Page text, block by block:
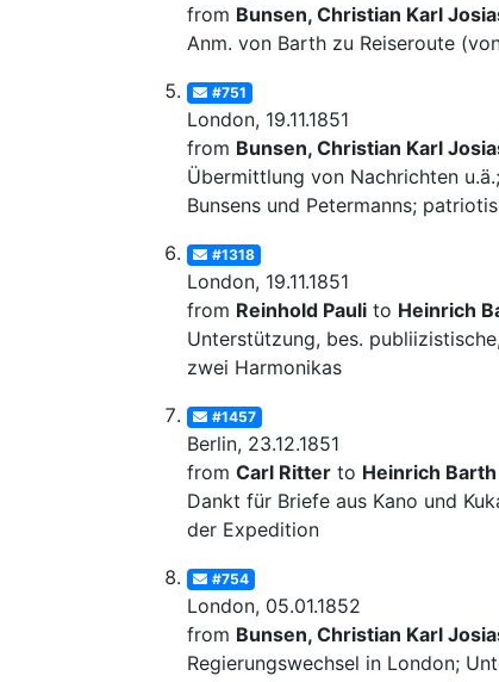
from Bunsen, Christian Karl
Anm. von Barth zu Reiseroute
#751
London, 19.11.1851
from Bunsen, Christian Karl
Übermittlung von Nachrichten
Bunsens und Petermanns;
#1318
London, 19.11.1851
from Reinhold Pauli to Heinrich
Unterstützung, bes.
zwei Harmonikas
#1457
Berlin, 23.12.1851
from Carl Ritter to Heinrich Barth
Dankt für Briefe aus Kano und
der Expedition
#754
London, 05.01.1852
from Bunsen, Christian Karl
Regierungswechsel in London;